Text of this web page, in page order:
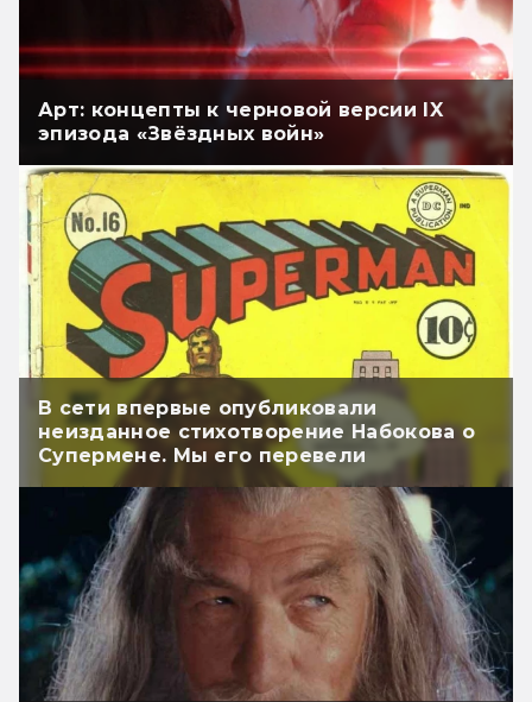
Арт: концепты к черновой версии IX
эпизода «Звёздных войн»
В сети впервые опубликовали
неизданное стихотворение Набокова о
Супермене. Мы его перевели